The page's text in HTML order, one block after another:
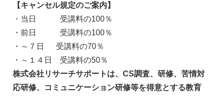
【キャンセル規定のご案内】
・当日 受講料の100％
・前日 受講料の100％
・～７日 受講料の70％
・～１４日 受講料の50％
株式会社リサーチサポートは、CS調査、研修、苦情対
応研修、コミュニケーション研修等を得意とする教育